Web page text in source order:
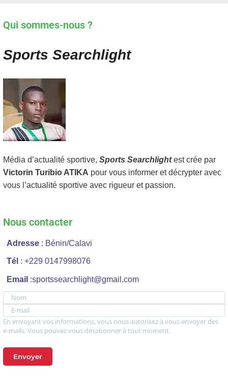
Qui sommes-nous ?
Sports Searchlight
Média d’actualité sportive, Sports Searchlightest crée par
Victorin Turibio ATIKA pour vous informer et décrypter avec
vous l’actualité sportive avec rigueur et passion.
Nous contacter
Adresse : Bénin/Calavi
Tél : +229 0147998076
Email :sportssearchlight@gmail.com
Nom
E-mail
En envoyant vos informations, vous nous autorisez à vous envoyer des
e-mails. Vous pouvez vous désabonner à tout moment.
Envoyer